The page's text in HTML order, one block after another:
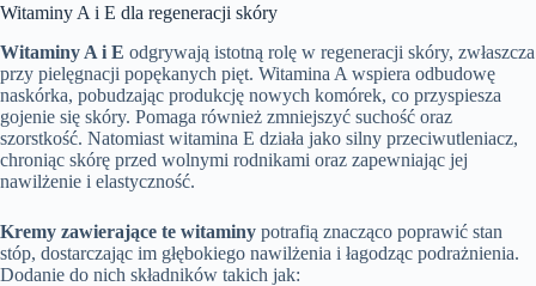
Witaminy A i E dla regeneracji skóry
Witaminy A i E odgrywają istotną rolę w regeneracji skóry, zwłaszcza
przy pielęgnacji popękanych pięt. Witamina A wspiera odbudowę
naskórka, pobudzając produkcję nowych komórek, co przyspiesza
gojenie się skóry. Pomaga również zmniejszyć suchość oraz
szorstkość. Natomiast witamina E działa jako silny przeciwutleniacz,
chroniąc skórę przed wolnymi rodnikami oraz zapewniając jej
nawilżenie i elastyczność.
Kremy zawierające te witaminy potrafią znacząco poprawić stan
stóp, dostarczając im głębokiego nawilżenia i łagodząc podrażnienia.
Dodanie do nich składników takich jak: